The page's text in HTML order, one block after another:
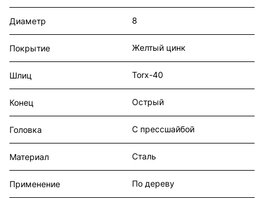
Диаметр 8
Покрытие Желтый цинк
Шлиц Torx-40
Конец Острый
Головка С прессшайбой
Материал Сталь
Применение По дереву